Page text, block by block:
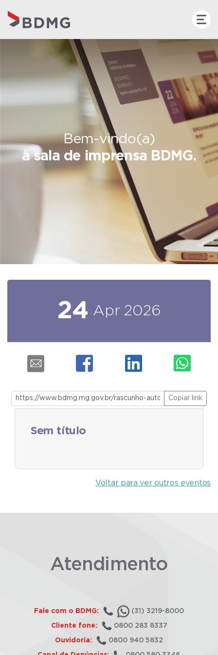
Bem-vindo(a)
à sala de imprensa BDMG.
24 Apr 2026
Copiar link
Sem título
Voltar para ver outros eventos
Atendimento
Fale com o BDMG: (31) 3219-8000
Cliente fone: 0800 283 8337
Ouvidoria: 0800 940 5832